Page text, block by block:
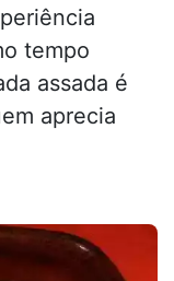
tempo
assada é
aprecia